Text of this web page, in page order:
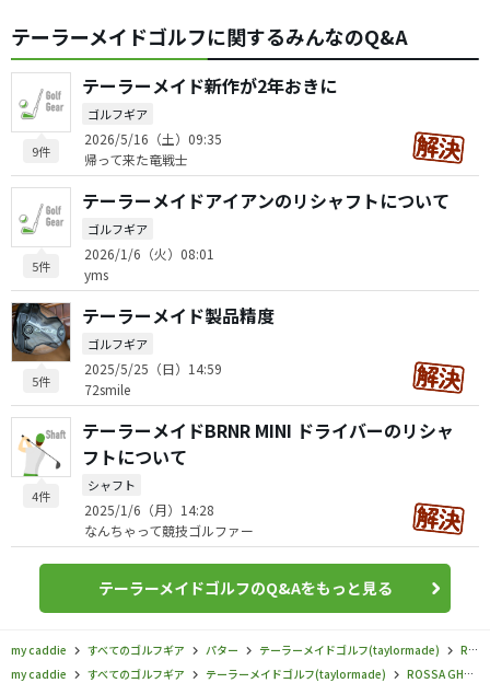
テーラーメイドゴルフに関するみんなのQ&A
9件
テーラーメイド新作が2年おきに
ゴルフギア
2026/5/16（土）09:35
帰って来た竜戦士
5件
テーラーメイドアイアンのリシャフトについて
ゴルフギア
2026/1/6（火）08:01
yms
5件
テーラーメイド製品精度
ゴルフギア
2025/5/25（日）14:59
72smile
4件
テーラーメイドBRNR MINI ドライバーのリシャ
フトについて
シャフト
2025/1/6（月）14:28
なんちゃって競技ゴルファー
テーラーメイドゴルフのQ&Aをもっと見る
my caddie すべてのゴルフギア パター テーラーメイドゴルフ(taylormade)
ROSSA GHOST
my caddie
すべてのゴルフギア テーラーメイドゴルフ(taylormade) ROSSA GHOST